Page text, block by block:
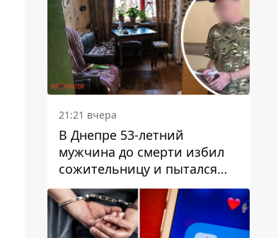
21:21 вчера
В Днепре 53-летний
мужчина до смерти избил
сожительницу и пытался
скрыть преступление:
детали